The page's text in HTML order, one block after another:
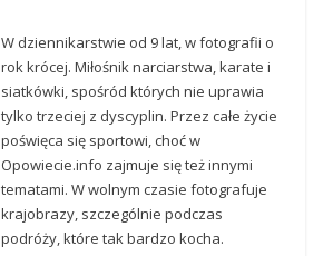
W dziennikarstwie od 9 lat, w fotografii o
rok krócej. Miłośnik narciarstwa, karate i
siatkówki, spośród których nie uprawia
tylko trzeciej z dyscyplin. Przez całe życie
poświęca się sportowi, choć w
Opowiecie.info zajmuje się też innymi
tematami. W wolnym czasie fotografuje
krajobrazy, szczególnie podczas
podróży, które tak bardzo kocha.